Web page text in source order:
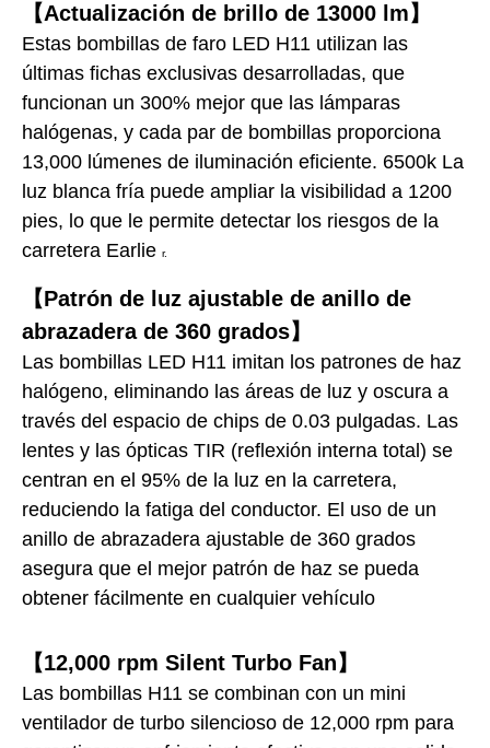
【Actualización de brillo de 13000 lm】
Estas bombillas de faro LED H11 utilizan las
últimas fichas exclusivas desarrolladas, que
funcionan un 300% mejor que las lámparas
halógenas, y cada par de bombillas proporciona
13,000 lúmenes de iluminación eficiente. 6500k La
luz blanca fría puede ampliar la visibilidad a 1200
pies, lo que le permite detectar los riesgos de la
carretera Earlie r.
【Patrón de luz ajustable de anillo de
abrazadera de 360 ​​grados】
Las bombillas LED H11 imitan los patrones de haz
halógeno, eliminando las áreas de luz y oscura a
través del espacio de chips de 0.03 pulgadas. Las
lentes y las ópticas TIR (reflexión interna total) se
centran en el 95% de la luz en la carretera,
reduciendo la fatiga del conductor. El uso de un
anillo de abrazadera ajustable de 360 ​​grados
asegura que el mejor patrón de haz se pueda
obtener fácilmente en cualquier vehículo
【12,000 rpm Silent Turbo Fan】
Las bombillas H11 se combinan con un mini
ventilador de turbo silencioso de 12,000 rpm para